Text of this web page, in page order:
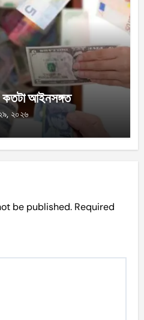
কতটা আইনসঙ্গত
২০২৬
be published. Required